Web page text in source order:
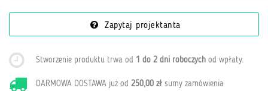
Zapytaj projektanta
Stworzenie produktu trwa od 1 do 2 dni roboczych od wpłaty.
DARMOWA DOSTAWA już od250,00 zł sumy zamówienia